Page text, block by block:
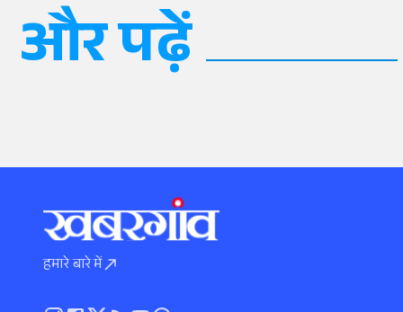
और पढ़ें
हमारे बारे में